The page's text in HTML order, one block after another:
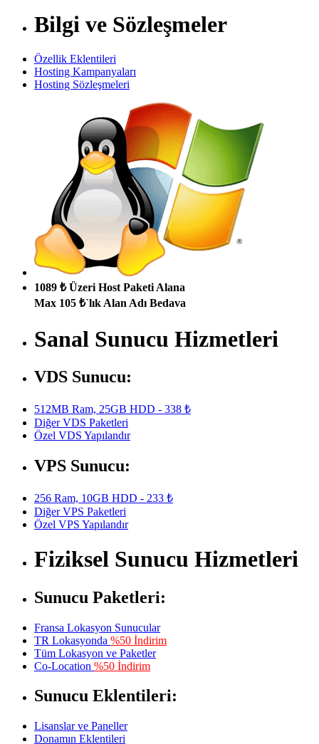
Bilgi ve Sözleşmeler
Özellik Eklentileri
Hosting Kampanyaları
Hosting Sözleşmeleri
1089 ₺ Üzeri Host Paketi Alana
Max 105 ₺`lık Alan Adı Bedava
Sanal Sunucu Hizmetleri
VDS Sunucu:
512MB Ram, 25GB HDD - 338 ₺
Diğer VDS Paketleri
Özel VDS Yapılandır
VPS Sunucu:
256 Ram, 10GB HDD - 233 ₺
Diğer VPS Paketleri
Özel VPS Yapılandır
Fiziksel Sunucu Hizmetleri
Sunucu Paketleri:
Fransa Lokasyon Sunucular
TR Lokasyonda %50 İndirim
Tüm Lokasyon ve Paketler
Co-Location %50 İndirim
Sunucu Eklentileri:
Lisanslar ve Paneller
Donamın Eklentileri